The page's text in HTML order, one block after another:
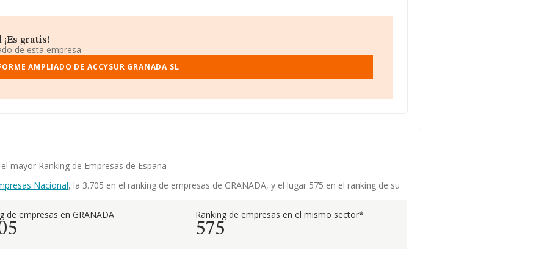
gratis!
de esta empresa.
AMPLIADO DE ACCYSUR GRANADA SL
mayor Ranking de Empresas de España
Nacional, la 3.705 en el ranking de empresas de GRANADA, y el lugar 575 en el ranking de su
de empresas en GRANADA Ranking de empresas en el mismo sector*
575